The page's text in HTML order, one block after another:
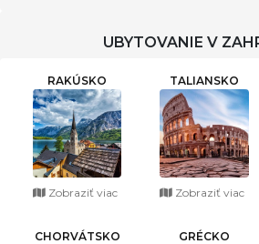
UBYTOVANIE V
RAKÚSKO
Zobraziť viac
TALIANSKO
Zobraziť viac
CHORVÁTSKO GRÉCKO